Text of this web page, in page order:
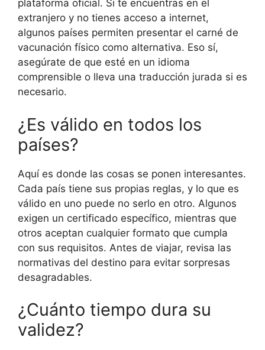
plataforma oficial. Si te encuentras en el
extranjero y no tienes acceso a internet,
algunos países permiten presentar el carné de
vacunación físico como alternativa. Eso sí,
asegúrate de que esté en un idioma
comprensible o lleva una traducción jurada si es
necesario.
¿Es válido en todos los
países?
Aquí es donde las cosas se ponen interesantes.
Cada país tiene sus propias reglas, y lo que es
válido en uno puede no serlo en otro. Algunos
exigen un certificado específico, mientras que
otros aceptan cualquier formato que cumpla
con sus requisitos. Antes de viajar, revisa las
normativas del destino para evitar sorpresas
desagradables.
¿Cuánto tiempo dura su
validez?